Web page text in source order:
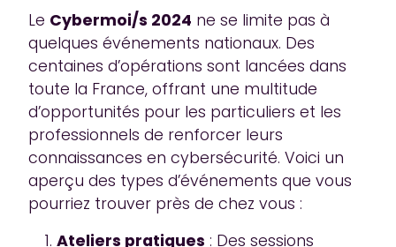
Le Cybermoi/s 2024 ne se limite pas à
quelques événements nationaux. Des
centaines d’opérations sont lancées dans
toute la France, offrant une multitude
d’opportunités pour les particuliers et les
professionnels de renforcer leurs
connaissances en cybersécurité. Voici un
aperçu des types d’événements que vous
pourriez trouver près de chez vous :
Ateliers pratiques : Des sessions